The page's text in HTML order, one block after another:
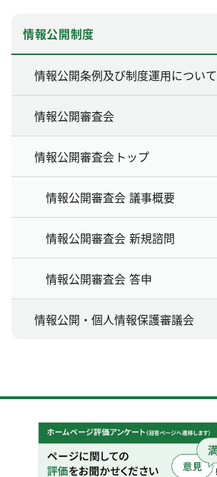
情報公開制度
情報公開条例及び制度運用について
情報公開審査会
情報公開審査会トップ
情報公開審査会 議事概要
情報公開審査会 新規諮問
情報公開審査会 答申
情報公開・個人情報保護審議会